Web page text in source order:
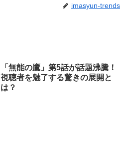
imasyun-trends
「無能の鷹」第5話が話題沸騰！
視聴者を魅了する驚きの展開と
は？